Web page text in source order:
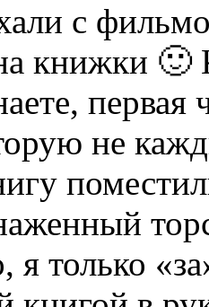
с
книжки 🙂
первая
не
я только